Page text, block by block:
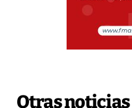
Otras noticias